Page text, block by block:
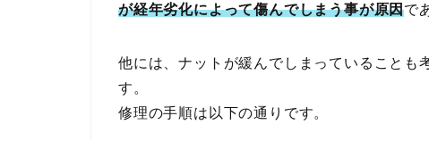
が経年劣化によって傷んでしまう事が原因で
他には、ナットが緩んでしまっていることも
す。
修理の手順は以下の通りです。